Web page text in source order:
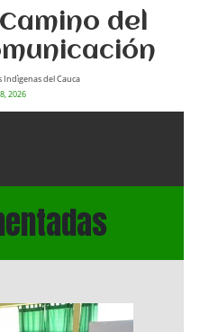
del
Indìgenas del Cauca
2026